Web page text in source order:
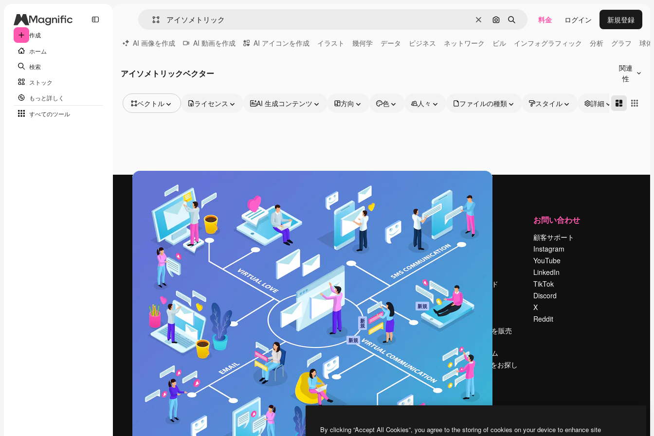
作成
ホーム
検索
ストック
もっと詳しく
すべてのツール
消去 画像で検索
検索 料金 ログイン 新規登録
AI 画像を作成 AI 動画を作成 AI アイコンを作成 イラスト 幾何学 データ ビジネス ネットワーク ビル インフォグラフィック 分析 グラフ 球体
アイソメトリックベクター
関連
性
ベクトル
動画
モーショングラフィックス
動画テンプレート
3D モデル
ライセンス AI 生成コンテンツ 方向 色 人々 ファイルの種類 スタイル 詳細
最高のクリエイティブ制作を導くためのプラ
ットフォーム。クリエイター、企業、代理
店、スタジオを含む100万人以上が利用して
います。
Spaces
AI アシスタント
AI 画像生成ツール
AI 動画生成ツール
AI 音声合成ツール
ストックコンテン
ツ
Claude/ChatGPT
向けMCP
新
規
エージェント 新規
モバイルアプリ
すべてのMagnificツ
ール
はじめに
Academy
ドキュメント
利用規約
プライバシーポリ
シー
オリジナル
新規
クッキーポリシー
トラストセンター
アフィリエイト
法人向け
運営
料金
会社概要
検索トレンド
ブログ
イベント
Slidesgo
コンテンツを販売
プレスルーム
magnific.aiをお探し
ですか？
お問い合わせ
顧客サポート
Instagram
YouTube
LinkedIn
TikTok
Discord
X
Reddit
Copyright © 2010- Freepik Company S.L.U. 無断複写・転載を禁じます
By clicking “Accept All Cookies”, you agree to the storing of cookies on your device to enhance site